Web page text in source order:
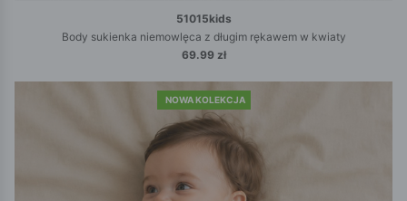
51015kids
Body sukienka niemowlęca z długim rękawem w kwiaty
69.99 zł
NOWA KOLEKCJA